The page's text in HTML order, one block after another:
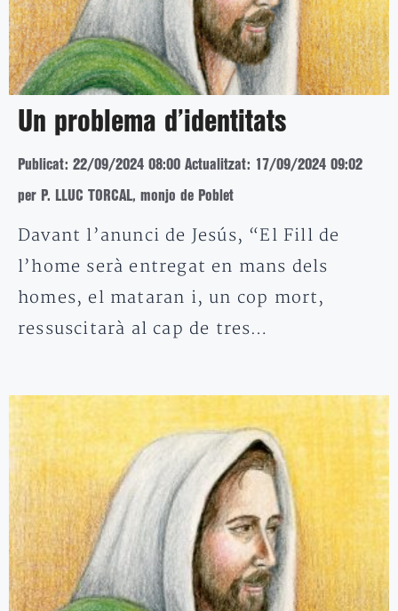
Un problema d’identitats
Publicat: 22/09/2024 08:00 Actualitzat: 17/09/2024 09:02
per P. LLUC TORCAL, monjo de Poblet
Davant l’anunci de Jesús, “El Fill de
l’home serà entregat en mans dels
homes, el mataran i, un cop mort,
ressuscitarà al cap de tres…